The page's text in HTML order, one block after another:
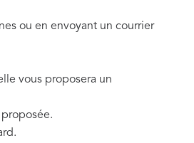
ou en envoyant un courrier
vous proposera un